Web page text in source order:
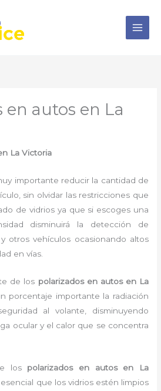
en autos en La
La Victoria
importante reducir la cantidad de
sin olvidar las restricciones que
de vidrios ya que si escoges una
disminuirá la detección de
otros vehículos ocasionando altos
en vías.
de los polarizados en autos en La
porcentaje importante la radiación
al volante, disminuyendo
ocular y el calor que se concentra
los polarizados en autos en La
esencial que los vidrios estén limpios